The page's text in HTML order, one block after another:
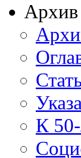
Архив
К